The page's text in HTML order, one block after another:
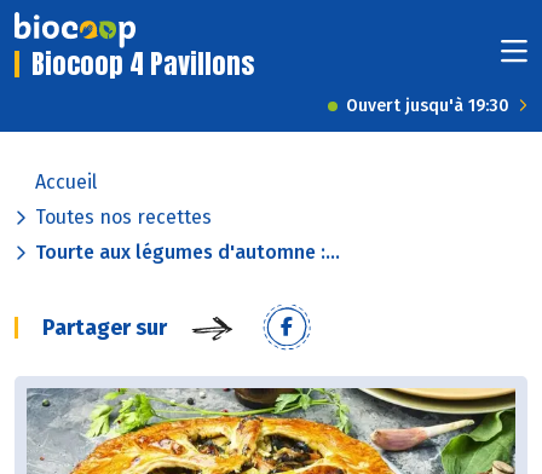
Biocoop 4 Pavillons
Ouvert jusqu'à 19:30
Accueil
Toutes nos recettes
Tourte aux légumes d'automne :...
Partager sur